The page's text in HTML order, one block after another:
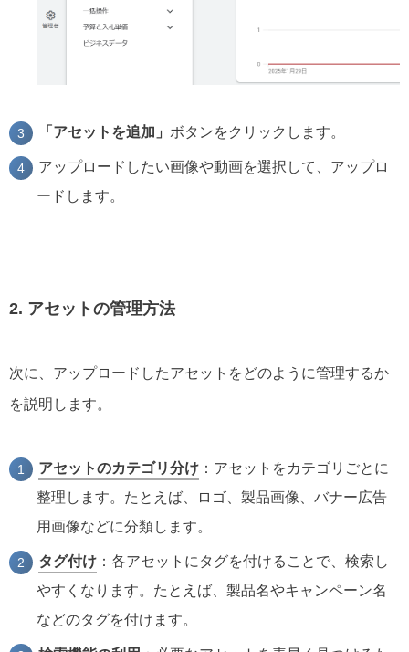
「アセットを追加」 ボタンをクリックします。
アップロードしたい画像や動画を選択して、アップロ
ードします。
2. アセットの管理方法
次に、アップロードしたアセットをどのように管理するか
を説明します。
アセットのカテゴリ分け ：アセットをカテゴリごとに
整理します。たとえば、ロゴ、製品画像、バナー広告
用画像などに分類します。
タグ付け ：各アセットにタグを付けることで、検索し
やすくなります。たとえば、製品名やキャンペーン名
などのタグを付けます。